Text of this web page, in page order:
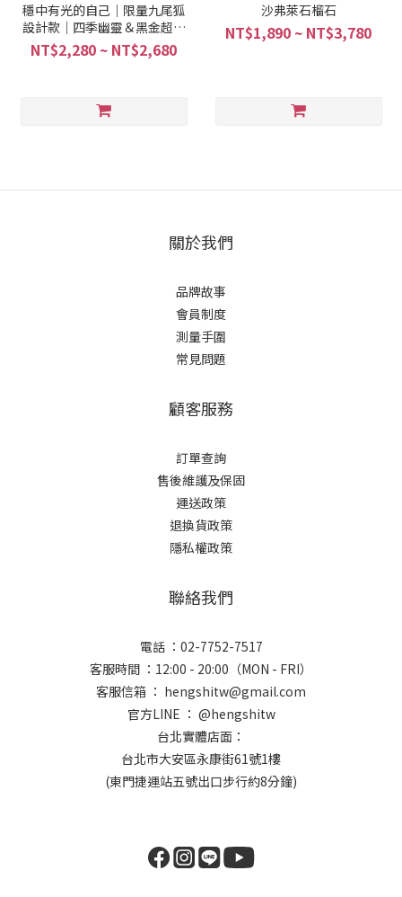
穩中有光的自己｜限量九尾狐
設計款｜四季幽靈＆黑金超＆
黃塔晶＆白水晶
NT$2,280 ~ NT$2,680
沙弗萊石榴石
NT$1,890 ~ NT$3,780
關於我們
品牌故事
會員制度
測量手圍
常見問題
顧客服務
訂單查詢
售後維護及保固
運送政策
退換貨政策
隱私權政策
聯絡我們
電話 ：02-7752-7517
客服時間 ：12:00 - 20:00（MON - FRI）
客服信箱 ： hengshitw@gmail.com
官方LINE ： @hengshitw
台北實體店面：
台北市大安區永康街61號1樓
(東門捷運站五號出口步行約8分鐘)